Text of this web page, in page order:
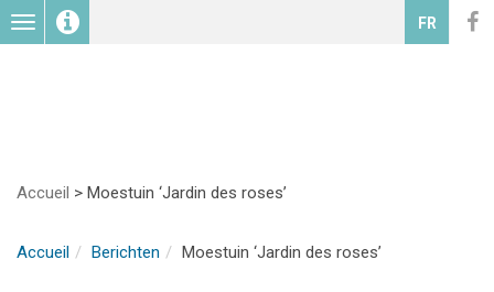
Toggle
navigation
FR
Accueil > Moestuin ‘Jardin des roses’
Accueil Berichten Moestuin ‘Jardin des roses’